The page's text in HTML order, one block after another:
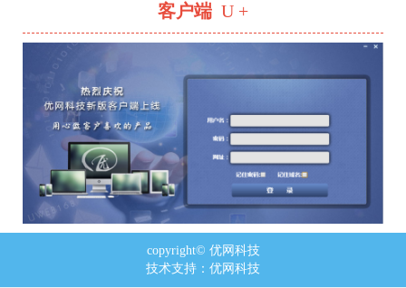
客户端 U +
copyright© 优网科技
技术支持： 优网科技